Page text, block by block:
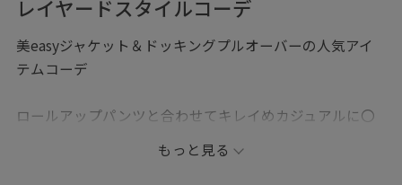
レイヤードスタイルコーデ
美easyジャケット＆ドッキングプルオーバーの人気アイ
テムコーデ
ロールアップパンツと合わせてキレイめカジュアルに〇
┈┈┈┈┈┈┈┈┈┈┈┈
もっと見る